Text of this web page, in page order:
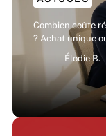
Combien coûte
? Achat unique
Élodie B.